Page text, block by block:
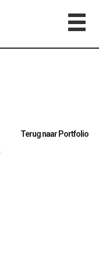
Terug naar Portfolio